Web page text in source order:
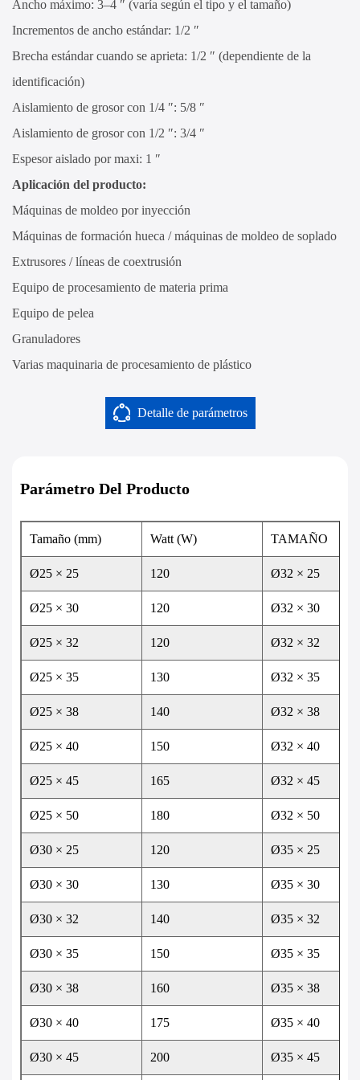
Ancho máximo: 3–4 ″ (varía según el tipo y el tamaño)
Incrementos de ancho estándar: 1/2 ″
Brecha estándar cuando se aprieta: 1/2 ″ (dependiente de la
identificación)
Aislamiento de grosor con 1/4 ″: 5/8 ″
Aislamiento de grosor con 1/2 ″: 3/4 ″
Espesor aislado por maxi: 1 ″
Aplicación del producto:
Máquinas de moldeo por inyección
Máquinas de formación hueca / máquinas de moldeo de soplado
Extrusores / líneas de coextrusión
Equipo de procesamiento de materia prima
Equipo de pelea
Granuladores
Varias maquinaria de procesamiento de plástico
Detalle de parámetros
Parámetro Del Producto
Tamaño (mm) Watt (W) TAMAÑO
Ø25 × 25 120 Ø32 × 25
Ø25 × 30 120 Ø32 × 30
Ø25 × 32 120 Ø32 × 32
Ø25 × 35 130 Ø32 × 35
Ø25 × 38 140 Ø32 × 38
Ø25 × 40 150 Ø32 × 40
Ø25 × 45 165 Ø32 × 45
Ø25 × 50 180 Ø32 × 50
Ø30 × 25 120 Ø35 × 25
Ø30 × 30 130 Ø35 × 30
Ø30 × 32 140 Ø35 × 32
Ø30 × 35 150 Ø35 × 35
Ø30 × 38 160 Ø35 × 38
Ø30 × 40 175 Ø35 × 40
Ø30 × 45 200 Ø35 × 45